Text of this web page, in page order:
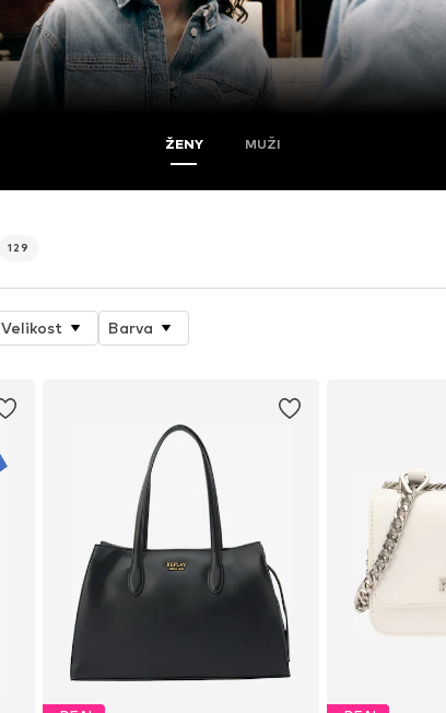
ŽENY MUŽI
129
Velikost Barva